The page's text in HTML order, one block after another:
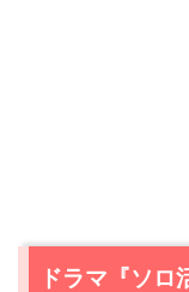
ドラマ『ソロ